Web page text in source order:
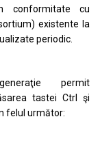
conformitate cu
existente la
periodic.
permit
tastei Ctrl şi
felul următor: